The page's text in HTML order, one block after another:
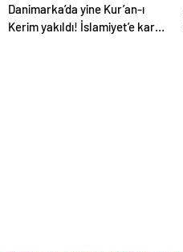
Danimarka’da yine Kur’an-ı
Kerim yakıldı! İslamiyet’e karşı